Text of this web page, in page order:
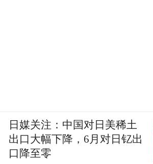
日媒关注：中国对日美稀土
出口大幅下降，6月对日钇出
口降至零